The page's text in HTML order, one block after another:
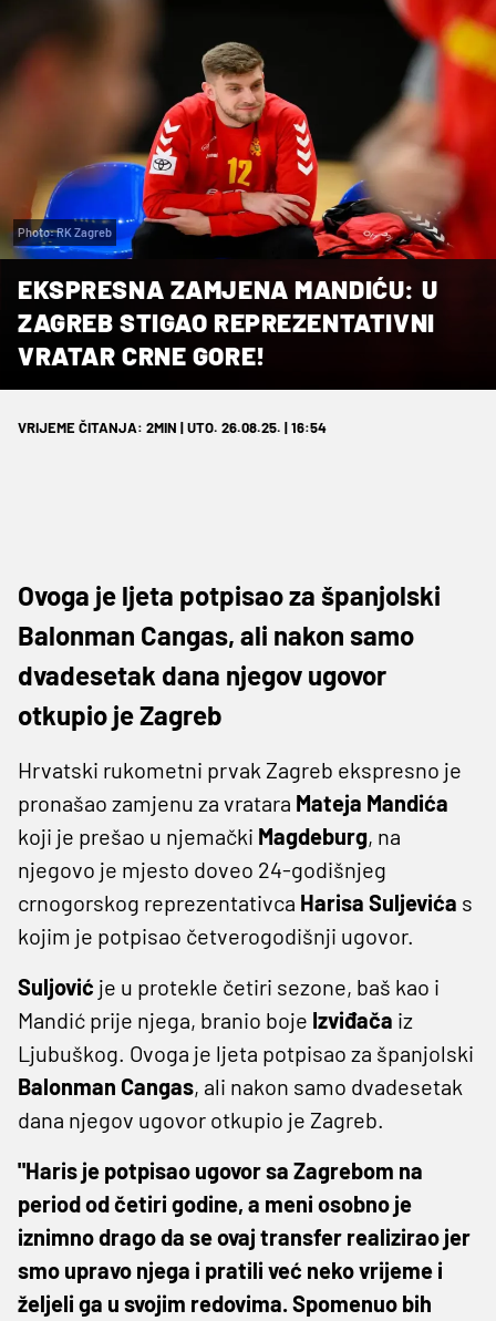
Photo: RK Zagreb
EKSPRESNA ZAMJENA MANDIĆU: U
ZAGREB STIGAO REPREZENTATIVNI
VRATAR CRNE GORE!
VRIJEME ČITANJA: 2MIN | UTO. 26.08.25. | 16:54
Ovoga je ljeta potpisao za španjolski
Balonman Cangas, ali nakon samo
dvadesetak dana njegov ugovor
otkupio je Zagreb
Hrvatski rukometni prvak Zagreb ekspresno je
pronašao zamjenu za vratara Mateja Mandića
koji je prešao u njemački Magdeburg, na
njegovo je mjesto doveo 24-godišnjeg
crnogorskog reprezentativca Harisa Suljevića s
kojim je potpisao četverogodišnji ugovor.
Suljović je u protekle četiri sezone, baš kao i
Mandić prije njega, branio boje Izviđača iz
Ljubuškog. Ovoga je ljeta potpisao za španjolski
Balonman Cangas, ali nakon samo dvadesetak
dana njegov ugovor otkupio je Zagreb.
"Haris je potpisao ugovor sa Zagrebom na
period od četiri godine, a meni osobno je
iznimno drago da se ovaj transfer realizirao jer
smo upravo njega i pratili već neko vrijeme i
željeli ga u svojim redovima. Spomenuo bih